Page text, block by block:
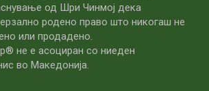
од Шри Чинмој дека
родено право што никогаш не
или продадено.
не е асоциран со ниеден
во Македонија.